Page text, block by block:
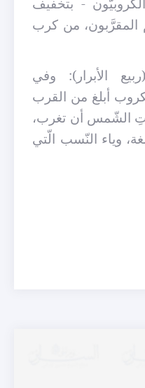
المقرَّبون، من كرب
الأبرار): وفي
أبلغ من القرب
الشّمس أن تغرب،
وياء النّسب الّتي